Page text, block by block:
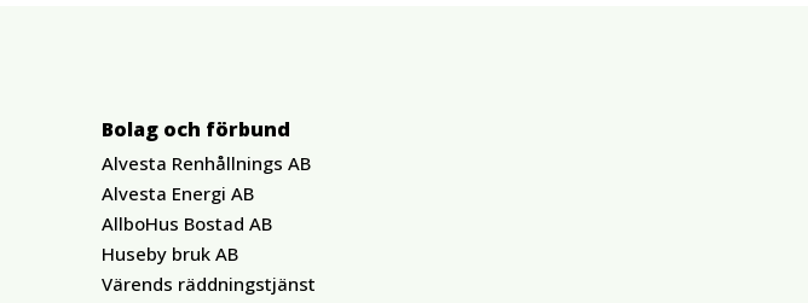
Bolag och förbund
Alvesta Renhållnings AB
Alvesta Energi AB
AllboHus Bostad AB
Huseby bruk AB
Värends räddningstjänst